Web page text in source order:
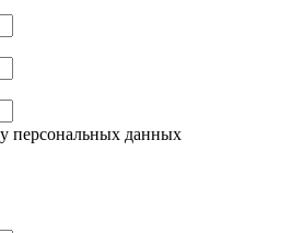
персональных данных